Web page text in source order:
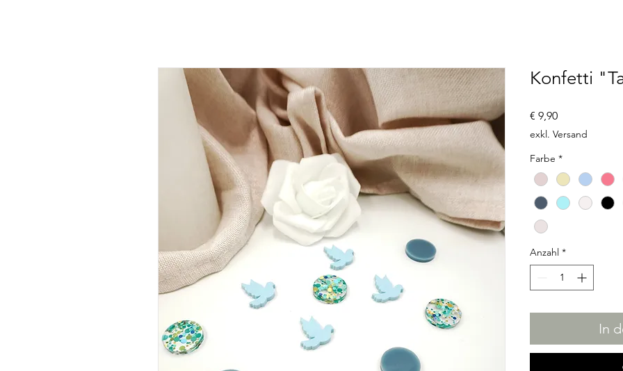
Konfetti
€ 9,90Preis
exkl. Versand
Farbe *
Anzahl *
In